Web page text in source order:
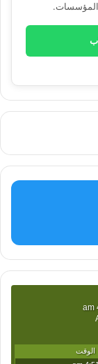
والمؤسسات.